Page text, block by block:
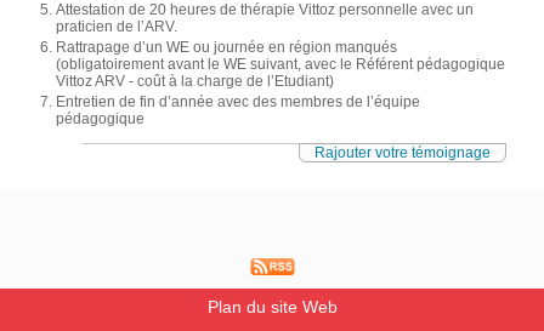
Attestation de 20 heures de thérapie Vittoz personnelle avec un
praticien de l’ARV.
Rattrapage d’un WE ou journée en région manqués
(obligatoirement avant le WE suivant, avec le Référent pédagogique
Vittoz ARV - coût à la charge de l’Etudiant)
Entretien de fin d’année avec des membres de l’équipe
pédagogique
Rajouter votre témoignage
Plan du site Web